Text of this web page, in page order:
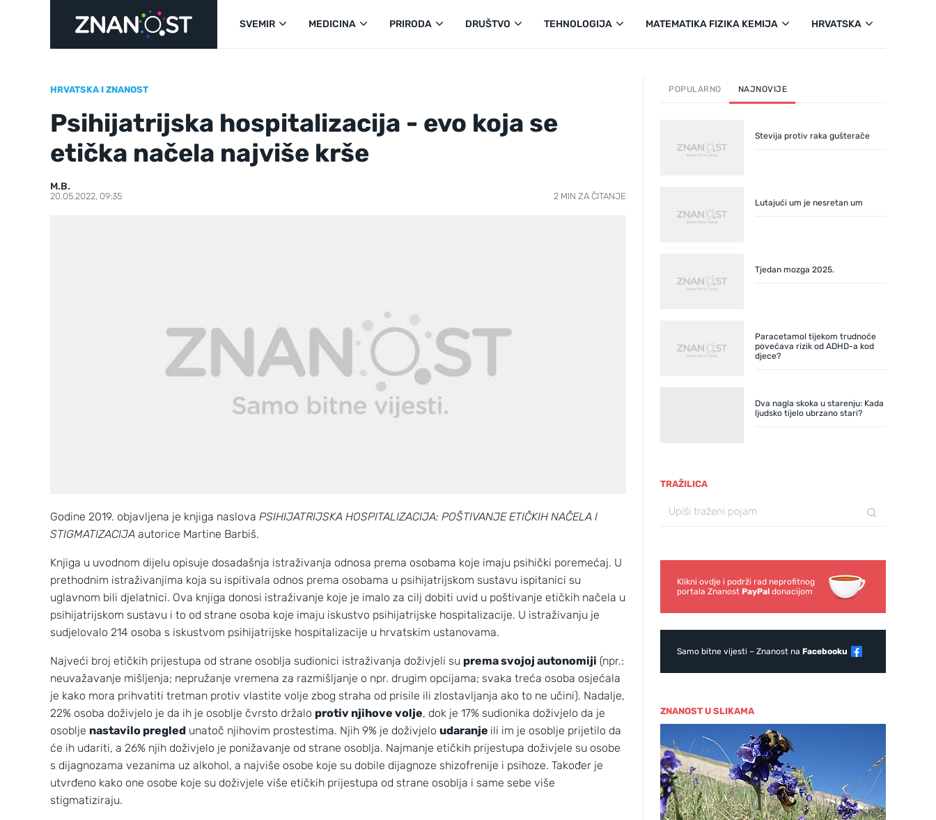
SVEMIR MEDICINA PRIRODA DRUŠTVO TEHNOLOGIJA MATEMATIKA FIZIKA KEMIJA HRVATSKA
HRVATSKA I ZNANOST
Psihijatrijska hospitalizacija - evo koja se
etička načela najviše krše
M.B.
20.05.2022, 09:35 2 MIN ZA ČITANJE
Godine 2019. objavljena je knjiga naslova PSIHIJATRIJSKA HOSPITALIZACIJA: POŠTIVANJE ETIČKIH NAČELA I
STIGMATIZACIJA autorice Martine Barbiš.
Knjiga u uvodnom dijelu opisuje dosadašnja istraživanja odnosa prema osobama koje imaju psihički poremećaj. U
prethodnim istraživanjima koja su ispitivala odnos prema osobama u psihijatrijskom sustavu ispitanici su
uglavnom bili djelatnici. Ova knjiga donosi istraživanje koje je imalo za cilj dobiti uvid u poštivanje etičkih načela u
psihijatrijskom sustavu i to od strane osoba koje imaju iskustvo psihijatrijske hospitalizacije. U istraživanju je
sudjelovalo 214 osoba s iskustvom psihijatrijske hospitalizacije u hrvatskim ustanovama.
Najveći broj etičkih prijestupa od strane osoblja sudionici istraživanja doživjeli su prema svojoj autonomiji (npr.:
neuvažavanje mišljenja; nepružanje vremena za razmišljanje o npr. drugim opcijama; svaka treća osoba osjećala
je kako mora prihvatiti tretman protiv vlastite volje zbog straha od prisile ili zlostavljanja ako to ne učini). Nadalje,
22% osoba doživjelo je da ih je osoblje čvrsto držalo protiv njihove volje, dok je 17% sudionika doživjelo da je
osoblje nastavilo pregled unatoč njihovim prostestima. Njih 9% je doživjelo udaranje ili im je osoblje prijetilo da
će ih udariti, a 26% njih doživjelo je ponižavanje od strane osoblja. Najmanje etičkih prijestupa doživjele su osobe
s dijagnozama vezanima uz alkohol, a najviše osobe koje su dobile dijagnoze shizofrenije i psihoze. Također je
utvrđeno kako one osobe koje su doživjele više etičkih prijestupa od strane osoblja i same sebe više
stigmatiziraju.
POPULARNO NAJNOVIJE
Stevija protiv raka gušterače
Lutajući um je nesretan um
Tjedan mozga 2025.
Paracetamol tijekom trudnoće
povećava rizik od ADHD-a kod
djece?
Dva nagla skoka u starenju: Kada
ljudsko tijelo ubrzano stari?
TRAŽILICA
Klikni ovdje i podrži rad neprofitnog
portala Znanost PayPal donacijom
Samo bitne vijesti – Znanost na Facebooku
ZNANOST U SLIKAMA